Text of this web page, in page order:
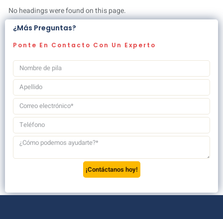
No headings were found on this page.
¿Más Preguntas?
Ponte En Contacto Con Un Experto
¡Contáctanos hoy!